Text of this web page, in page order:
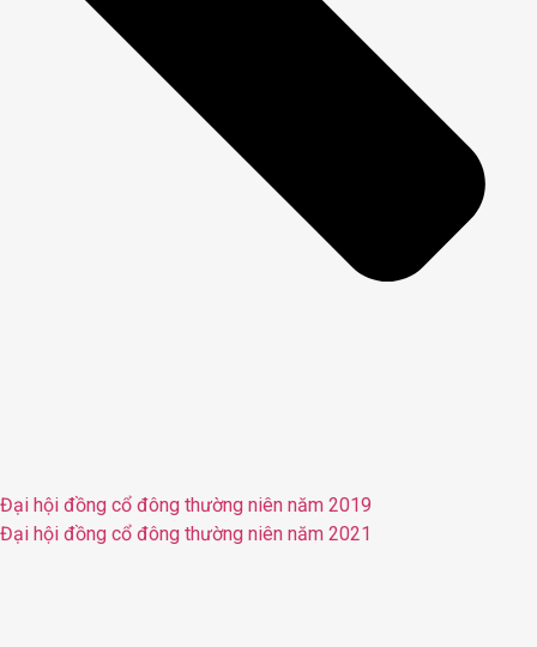
Đại hội đồng cổ đông thường niên năm 2019
Đại hội đồng cổ đông thường niên năm 2021